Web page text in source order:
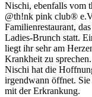
Nischi, ebenfalls vom
@th!nk pink club®
Familienrestaurant,
Ladies-Brunch statt.
liegt ihr sehr am
Krankheit zu
Nischi hat die
irgendwann öffnet.
mit der Erkrankung.